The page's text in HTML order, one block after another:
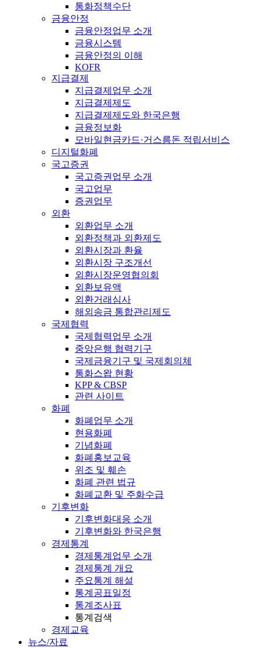
통화정책수단
금융안정
금융안정업무 소개
금융시스템
금융안정의 이해
KOFR
지급결제
지급결제업무 소개
지급결제제도
지급결제제도와 한국은행
금융정보화
모바일현금카드·거스름돈 적립서비스
디지털화폐
국고증권
국고증권업무 소개
국고업무
증권업무
외환
외환업무 소개
외환정책과 외환제도
외환시장과 환율
외환시장 구조개선
외환시장운영협의회
외환보유액
외환거래심사
해외송금 통합관리제도
국제협력
국제협력업무 소개
중앙은행 협력기구
국제금융기구 및 국제회의체
통화스왑 현황
KPP & CBSP
관련 사이트
화폐
화폐업무 소개
현용화폐
기념화폐
화폐홍보교육
위조 및 훼손
화폐 관련 법규
화폐교환 및 주화수급
기후변화
기후변화대응 소개
기후변화와 한국은행
경제통계
경제통계업무 소개
경제통계 개요
주요통계 해설
통계공표일정
통계조사표
통계검색
경제교육
뉴스/자료